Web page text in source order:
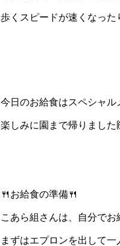
歩くスピードが速くなっ
今日のお給食はスペシャル
楽しみに園まで帰りました
🍴お給食の準備🍴
こあら組さんは、自分で
まずはエプロンを出して一